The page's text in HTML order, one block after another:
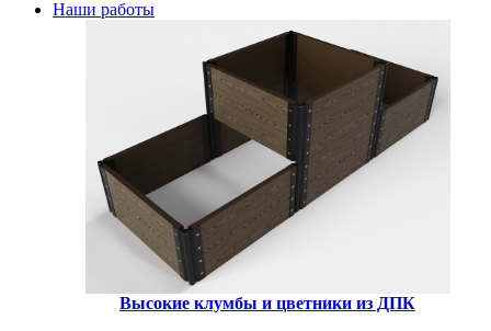
Наши работы
Высокие клумбы и цветники из ДПК